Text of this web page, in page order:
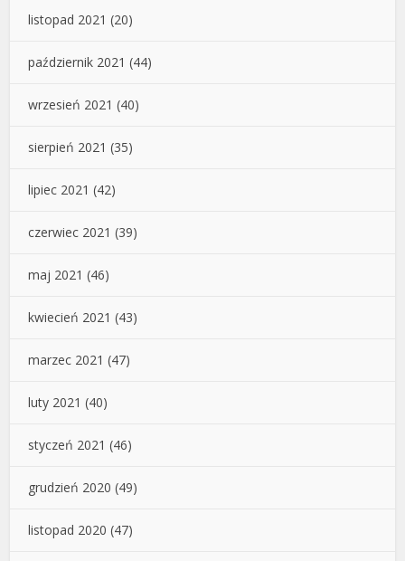
listopad 2021 (20)
październik 2021 (44)
wrzesień 2021 (40)
sierpień 2021 (35)
lipiec 2021 (42)
czerwiec 2021 (39)
maj 2021 (46)
kwiecień 2021 (43)
marzec 2021 (47)
luty 2021 (40)
styczeń 2021 (46)
grudzień 2020 (49)
listopad 2020 (47)